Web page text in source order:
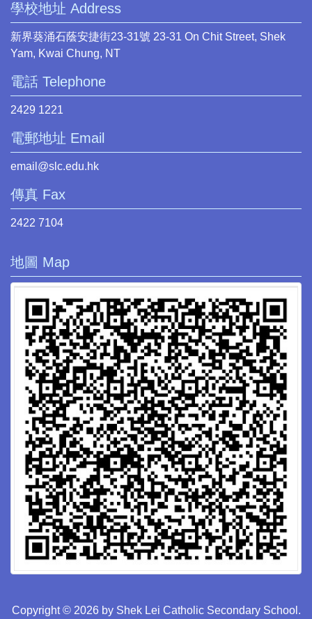
學校地址 Address
新界葵涌石蔭安捷街23-31號 23-31 On Chit Street, Shek
Yam, Kwai Chung, NT
電話 Telephone
2429 1221
電郵地址 Email
email@slc.edu.hk
傳真 Fax
2422 7104
地圖 Map
Copyright © 2026 by Shek Lei Catholic Secondary School.